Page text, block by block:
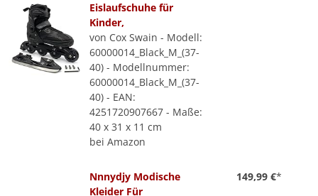
Eislaufschuhe für
Kinder,
von Cox Swain - Modell:
60000014_Black_M_(37-
40) - Modellnummer:
60000014_Black_M_(37-
40) - EAN:
4251720907667 - Maße:
40 x 31 x 11 cm
bei Amazon
Nnnydjy Modische
Kleider Für
149,99 €*